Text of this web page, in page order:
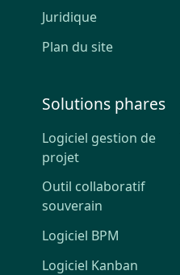
Juridique
Plan du site
Solutions phares
Logiciel gestion de
projet
Outil collaboratif
souverain
Logiciel BPM
Logiciel Kanban